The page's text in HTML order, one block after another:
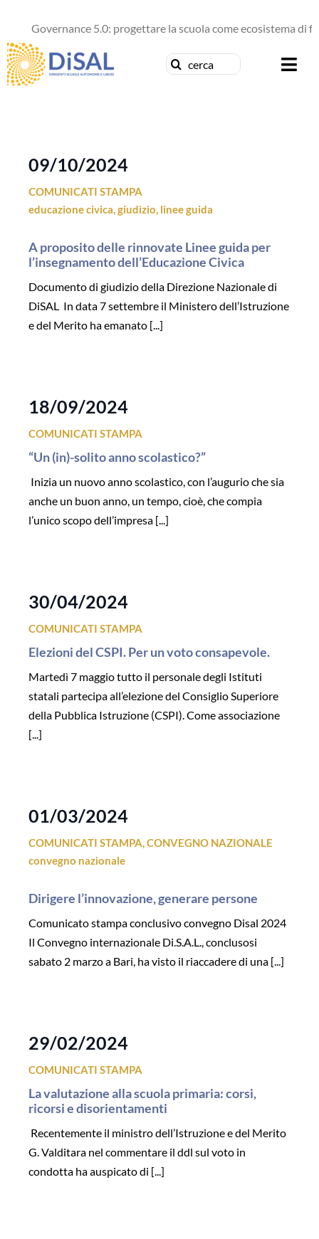
contenuto
Governance 5.0: progettare la scuola come ecosistema di
Cerca
Formazione
Contattaci
09/10/2024
COMUNICATI STAMPA
educazione civica,giudizio, linee guida
A proposito delle rinnovate Linee guida per
l’insegnamento dell’Educazione Civica
Documento di giudizio della Direzione Nazionale di
DiSAL In data 7 settembre il Ministero dell’Istruzione
e del Merito ha emanato [...]
18/09/2024
COMUNICATI STAMPA
“Un (in)-solito anno scolastico?”
Inizia un nuovo anno scolastico, con l’augurio che sia
anche un buon anno, un tempo, cioè, che compia
l’unico scopo dell’impresa [...]
30/04/2024
COMUNICATI STAMPA
Elezioni del CSPI. Per un voto consapevole.
Martedì 7 maggio tutto il personale degli Istituti
statali partecipa all’elezione del Consiglio Superiore
della Pubblica Istruzione (CSPI). Come associazione
[...]
01/03/2024
COMUNICATI STAMPA,CONVEGNO NAZIONALE
convegno nazionale
Dirigere l’innovazione, generare persone
Comunicato stampa conclusivo convegno Disal 2024
Il Convegno internazionale Di.S.A.L., conclusosi
sabato 2 marzo a Bari, ha visto il riaccadere di una [...]
29/02/2024
COMUNICATI STAMPA
La valutazione alla scuola primaria: corsi,
ricorsi e disorientamenti
Recentemente il ministro dell’Istruzione e del Merito
G. Valditara nel commentare il ddl sul voto in
condotta ha auspicato di [...]